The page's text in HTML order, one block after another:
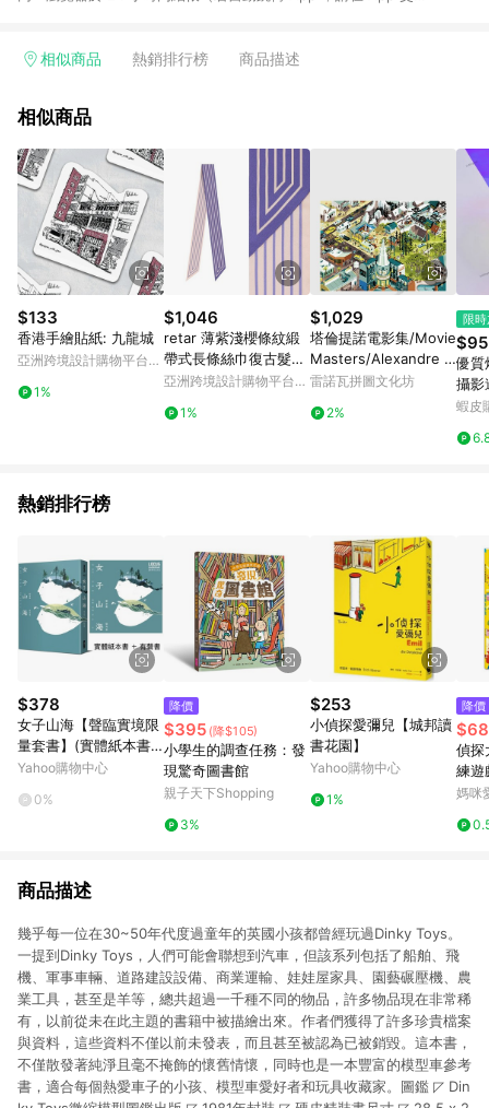
回饋訂單不得享有 Pinkoi 站方優惠，例如首購優惠，P coins，
行為，不具贈點資格，部分退款不在此限。 6. APP 請更新至
貨後 45 天後發送。 8. 群眾募資商品，禮物卡，開館保證金，補
運費，攤位費等不具贈點資格。 9. LINE 購物站上之商品規格、
顏色、價位、贈品如與 Pinkoi 商品資訊頁及購物車不符，以
Pinkoi 購物商品資訊頁及購物車標示為準。 10. 點數紅包使用規
則請以點數紅包活動說明為準。 11. 若於 LINE 購物前往 Pinkoi
頁面後才首次下載 Pinkoi APP 並完成訂單，不符合導購資格；承
上，首次下載 Pinkoi APP 後，需透過 LINE 購物前往 Pinkoi 頁
面，方享導購資格。
相似商品 熱銷排行榜 商品描述
相似商品
$133
香港手繪貼紙: 九龍城
亞洲跨境設計購物平台
1%
$1,046
retar 薄紫淺櫻條紋緞
帶式長條絲巾復古髮帶
腰帶桑蠶絲真絲圍巾
亞洲跨境設計購物平台
1%
$1,029
塔倫提諾電影集/Movie
Masters/Alexandre /1
000片拼圖/HEYE
雷諾瓦拼圖文化坊
2%
限
$95
優質
攝影
裝飾
透明
蝦皮
熱銷排行榜
$378
女子山海【聲臨實境限
量套書】(實體紙本書
＋有聲書)
Yahoo購物中心
0%
降價
$395 (降$105)
小學生的調查任務：發
現驚奇圖書館
親子天下Shopping
3%
$253
小偵探愛彌兒【城邦讀
書花園】
Yahoo購物中心
1%
降價
$68
偵探
練遊
媽咪
商品描述
幾乎每一位在30~50年代度過童年的英國小孩都曾經玩過Dinky Toys。
一提到Dinky Toys，人們可能會聯想到汽車，但該系列包括了船舶、飛
機、軍事車輛、道路建設設備、商業運輸、娃娃屋家具、園藝碾壓機、農
業工具，甚至是羊等，總共超過一千種不同的物品，許多物品現在非常稀
有，以前從未在此主題的書籍中被描繪出來。作者們獲得了許多珍貴檔案
與資料，這些資料不僅以前未發表，而且甚至被認為已被銷毀。這本書，
不僅散發著純淨且毫不掩飾的懷舊情懷，同時也是一本豐富的模型車參考
書，適合每個熱愛車子的小孩、模型車愛好者和玩具收藏家。圖鑑 ◸ Din